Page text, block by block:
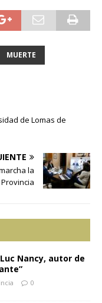
MUERTE
de Lomas de
la
Provincia
Nancy, autor de
0